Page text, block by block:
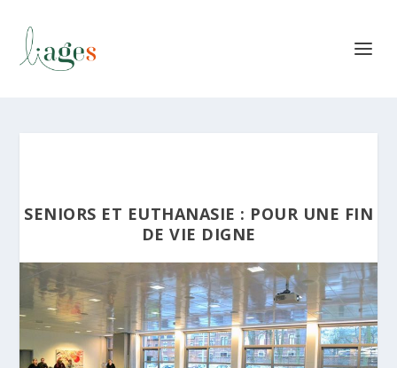
SENIORS ET EUTHANASIE : POUR UNE FIN
DE VIE DIGNE